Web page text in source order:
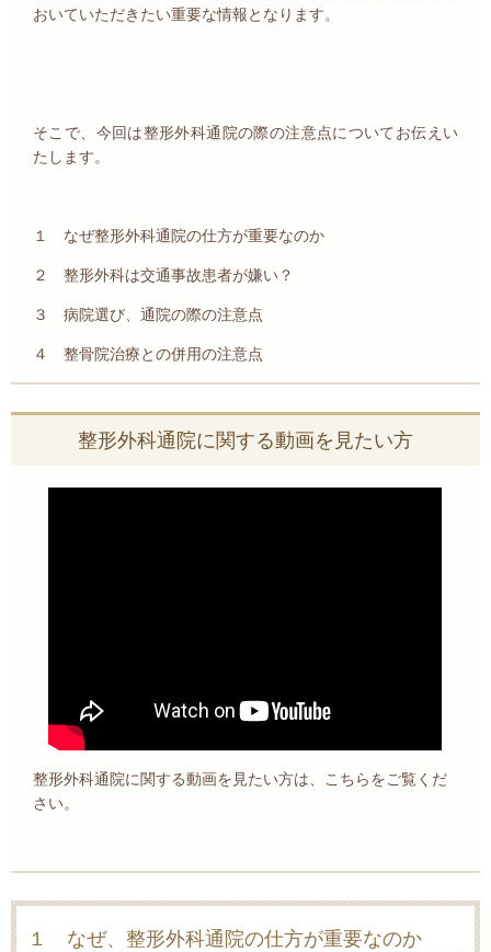
おいていただきたい重要な情報となります。
そこで、今回は整形外科通院の際の注意点についてお伝えい
たします。
１ なぜ整形外科通院の仕方が重要なのか
２ 整形外科は交通事故患者が嫌い？
３ 病院選び、通院の際の注意点
４ 整骨院治療との併用の注意点
整形外科通院に関する動画を見たい方
整形外科通院に関する動画を見たい方は、こちらをご覧くだ
さい。
１ なぜ、整形外科通院の仕方が重要なのか